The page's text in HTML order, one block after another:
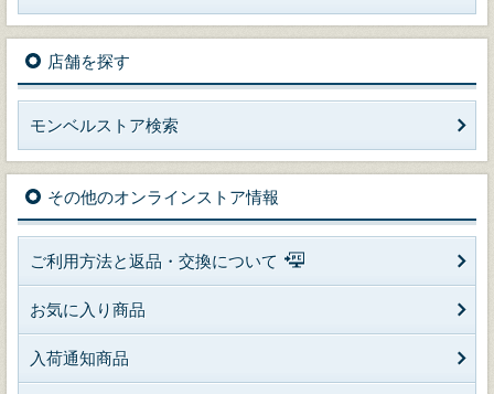
店舗を探す
モンベルストア検索
その他のオンラインストア情報
ご利用方法と返品・交換について
お気に入り商品
入荷通知商品